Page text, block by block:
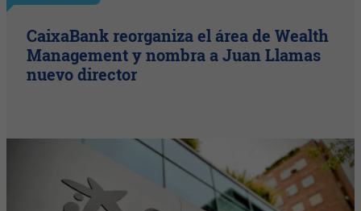
CaixaBank reorganiza el área de Wealth
Management y nombra a Juan Llamas
nuevo director